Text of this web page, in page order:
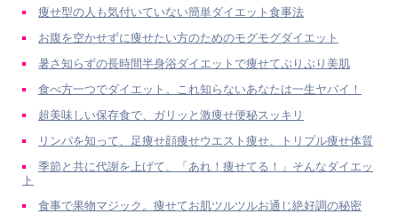
痩せ型の人も気付いていない簡単ダイエット食事法
お腹を空かせずに痩せたい方のためのモグモグダイエット
暑さ知らずの長時間半身浴ダイエットで痩せてぷりぷり美肌
食べ方一つでダイエット。これ知らないあなたは一生ヤバイ！
超美味しい保存食で、ガリッと激痩せ便秘スッキリ
リンパを知って、足痩せ顔痩せウエスト痩せ、トリプル痩せ体質
季節と共に代謝を上げて、「あれ！痩せてる！」そんなダイエッ
ト
食事で果物マジック。痩せてお肌ツルツルお通じ絶好調の秘密